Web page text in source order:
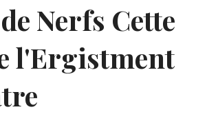
Nerfs Cette
l'Ergistment